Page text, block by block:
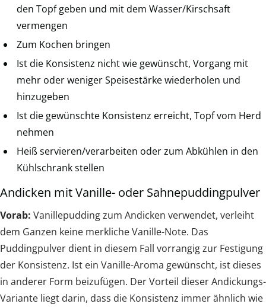
den Topf geben und mit dem Wasser/Kirschsaft
vermengen
Zum Kochen bringen
Ist die Konsistenz nicht wie gewünscht, Vorgang mit
mehr oder weniger Speisestärke wiederholen und
hinzugeben
Ist die gewünschte Konsistenz erreicht, Topf vom Herd
nehmen
Heiß servieren/verarbeiten oder zum Abkühlen in den
Kühlschrank stellen
Andicken mit Vanille- oder Sahnepuddingpulver
Vorab: Vanillepudding zum Andicken verwendet, verleiht
dem Ganzen keine merkliche Vanille-Note. Das
Puddingpulver dient in diesem Fall vorrangig zur Festigung
der Konsistenz. Ist ein Vanille-Aroma gewünscht, ist dieses
in anderer Form beizufügen. Der Vorteil dieser Andickungs-
Variante liegt darin, dass die Konsistenz immer ähnlich wie